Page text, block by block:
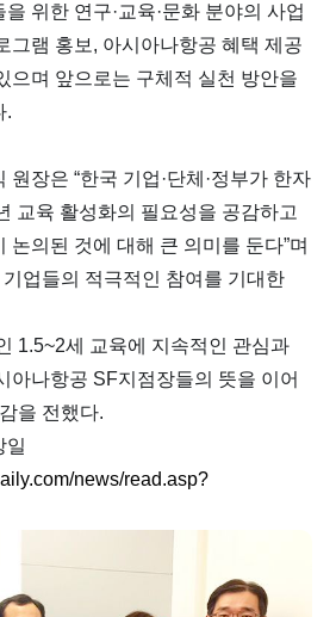
위한 연구·교육·문화 분야의 사업
그램 홍보, 아시아나항공 혜택 제공
으며 앞으로는 구체적 실천 방안을
.
원장은 “한국 기업·단체·정부가 한자
교육 활성화의 필요성을 공감하고
논의된 것에 대해 큰 의미를 둔다”며
업들의 적극적인 참여를 기대한
1.5~2세 교육에 지속적인 관심과
아나항공 SF지점장들의 뜻을 이어
을 전했다.
일
news/read.asp?